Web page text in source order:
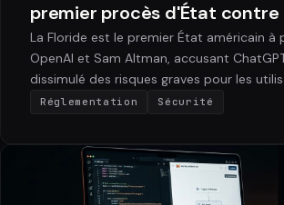
premier procès d'État contre
La Floride est le premier État américain à
OpenAI et Sam Altman, accusant
dissimulé des risques graves pour les
Réglementation Sécurité